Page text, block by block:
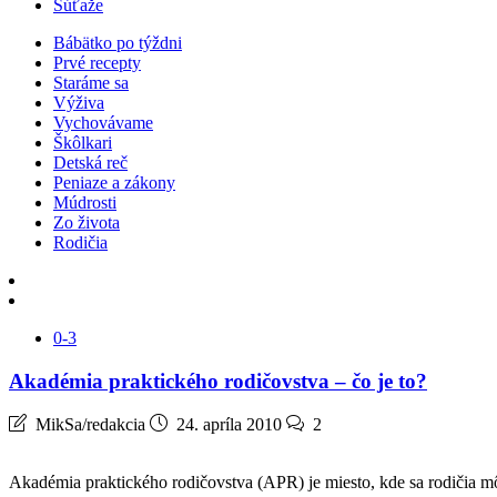
Súťaže
Bábätko po týždni
Prvé recepty
Staráme sa
Výživa
Vychovávame
Škôlkari
Detská reč
Peniaze a zákony
Múdrosti
Zo života
Rodičia
0-3
Akadémia praktického rodičovstva – čo je to?
MikSa/redakcia 24. apríla 2010 2
Akadémia praktického rodičovstva (APR) je miesto, kde sa rodičia